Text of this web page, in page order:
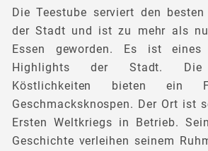
Die Teestube serviert den
der Stadt und ist zu mehr als
Essen geworden. Es ist eines
Highlights der Stadt. Die
Köstlichkeiten bieten
Geschmacksknospen. Der Ort ist
Ersten Weltkriegs in Betrieb.
Geschichte verleihen seinem